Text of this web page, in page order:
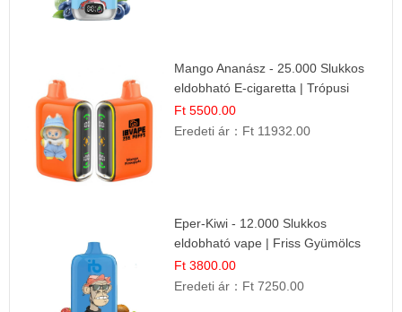
Mango Ananász - 25.000 Slukkos
eldobható E-cigaretta | Trópusi
Ízélmény
Ft 5500.00
Eredeti ár： Ft 11932.00
Eper-Kiwi - 12.000 Slukkos
eldobható vape | Friss Gyümölcs
Kombináció
Ft 3800.00
Eredeti ár： Ft 7250.00